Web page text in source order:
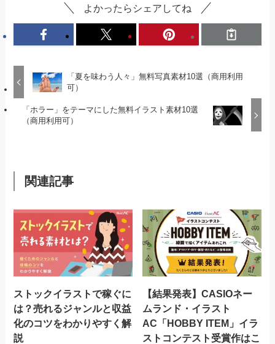
よかったらシェアしてね
「夏を味わう人々」無料写真素材10選（商用利用
可）
「ホラー」をテーマにした無料イラスト素材10選
（商用利用可）
関連記事
ストックイラストで稼ぐに
は？売れるジャンルと収益
化のコツをわかりやすく解
説
【結果発表】CASIOネー
ムランド・イラスト
AC「HOBBY ITEM」イラ
ストコンテスト受賞作はこ